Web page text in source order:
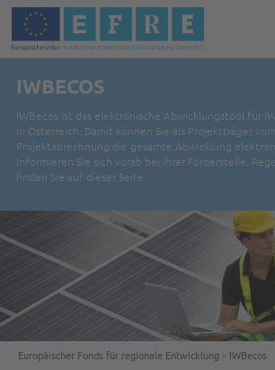
IWBECOS
IWBecos ist das elektronische Abwicklungstool für
in Österreich. Damit können Sie als Projektträger
Projektabrechnung die gesamte Abwicklung
Informieren Sie sich vorab bei Ihrer Förderstelle.
finden Sie auf dieser Seite.
Europäischer Fonds für regionale Entwicklung IWBecos